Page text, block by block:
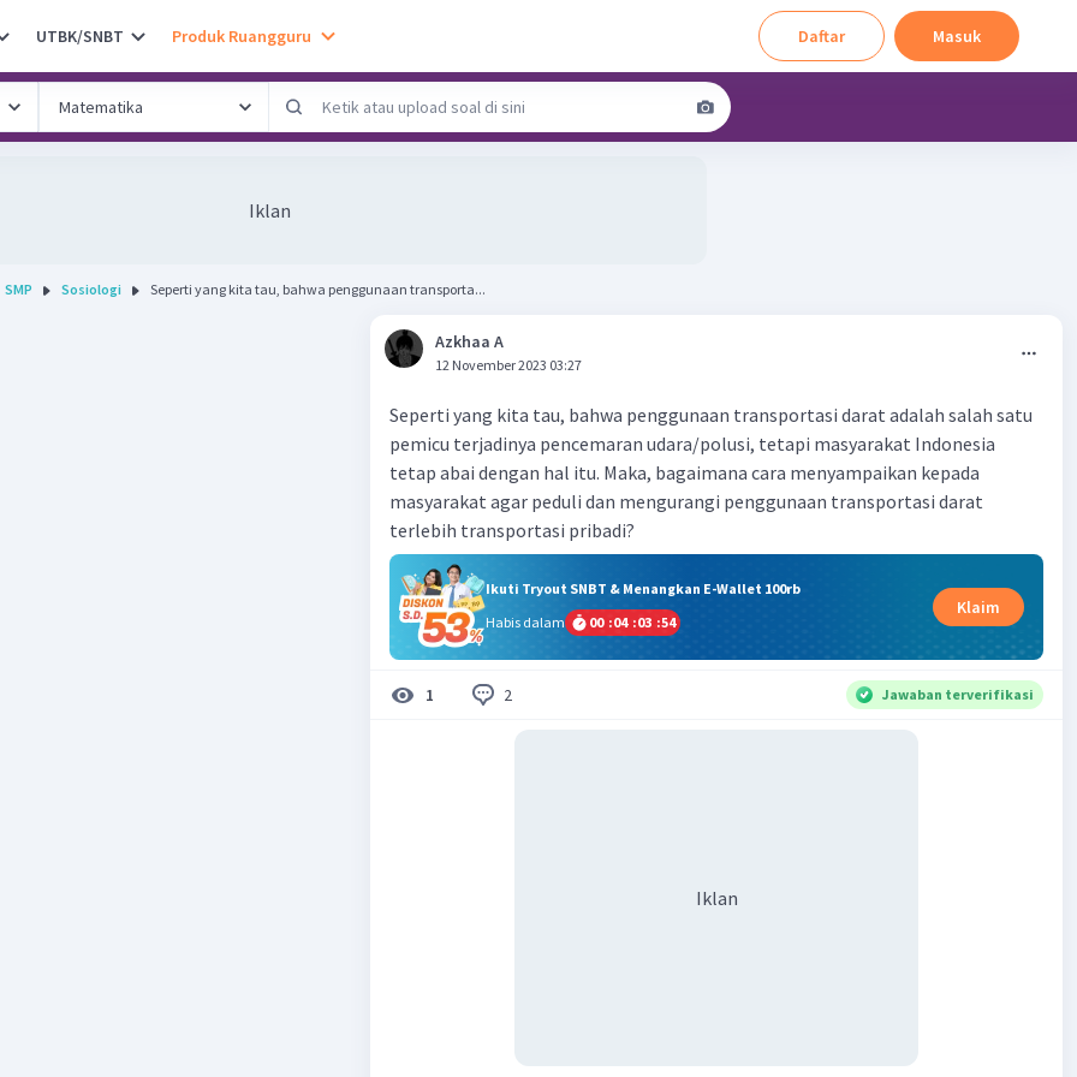
UTBK/SNBT Produk Ruangguru Daftar Masuk
Iklan
SMP Sosiologi Seperti yang kita tau, bahwa penggunaan transporta...
Azkhaa A
12 November 2023 03:27
Seperti yang kita tau, bahwa penggunaan transportasi darat adalah salah satu
pemicu terjadinya pencemaran udara/polusi, tetapi masyarakat Indonesia
tetap abai dengan hal itu. Maka, bagaimana cara menyampaikan kepada
masyarakat agar peduli dan mengurangi penggunaan transportasi darat
terlebih transportasi pribadi?
Ikuti Tryout SNBT & Menangkan E-Wallet 100rb
Habis dalam
00 :04 :03 :53
Klaim
1 2 Jawaban terverifikasi
Iklan